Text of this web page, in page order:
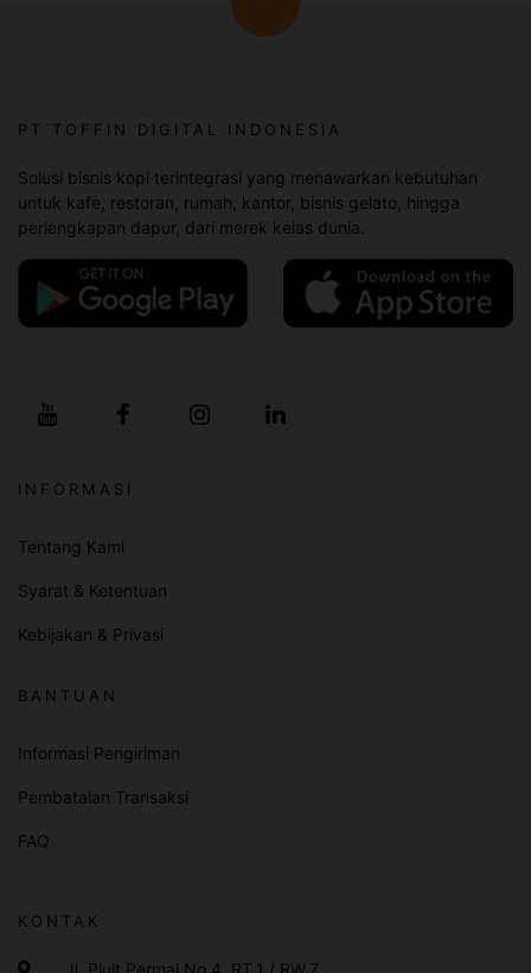
PT TOFFIN DIGITAL INDONESIA
Solusi bisnis kopi terintegrasi yang menawarkan kebutuhan
untuk kafe, restoran, rumah, kantor, bisnis gelato, hingga
perlengkapan dapur, dari merek kelas dunia.
INFORMASI
Tentang Kami
Syarat & Ketentuan
Kebijakan & Privasi
BANTUAN
Informasi Pengiriman
Pembatalan Transaksi
FAQ
KONTAK